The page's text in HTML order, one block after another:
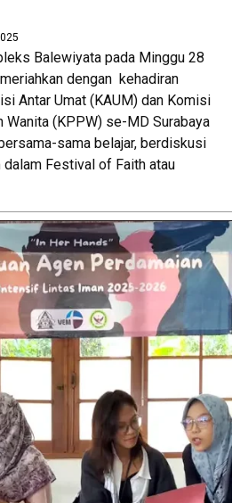
Balewiyata pada Minggu 28
dengan kehadiran
Antar Umat (KAUM) dan Komisi
Wanita (KPPW) se-MD Surabaya
sama belajar, berdiskusi
dalam Festival of Faith atau